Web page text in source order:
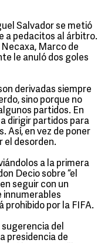
Salvador se metió
a pedacitos al árbitro.
Marco de
le anuló dos goles
derivadas siempre
sino porque no
partidos. En
dirigir partidos para
Así, en vez de poner
el desorden.
a la primera
Decio sobre “el
seguir con un
innumerables
prohibido por la FIFA.
del
presidencia de